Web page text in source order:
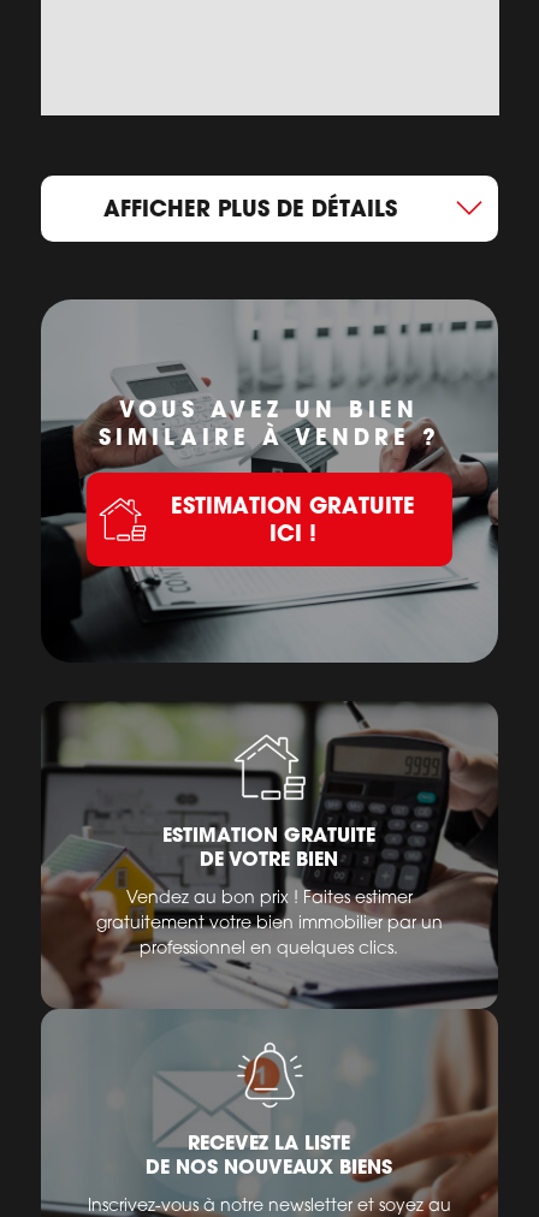
AFFICHER PLUS DE DÉTAILS
VOUS AVEZ UN BIEN
SIMILAIRE À VENDRE ?
ESTIMATION GRATUITE
ICI !
ESTIMATION GRATUITE
DE VOTRE BIEN
Vendez au bon prix ! Faites estimer
gratuitement votre bien immobilier par un
professionnel en quelques clics.
RECEVEZ LA LISTE
DE NOS NOUVEAUX BIENS
Inscrivez-vous à notre newsletter et soyez au